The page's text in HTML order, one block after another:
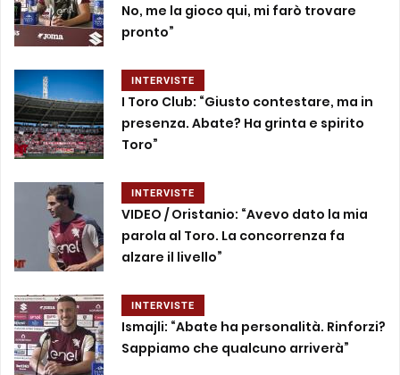
No, me la gioco qui, mi farò trovare
pronto”
INTERVISTE
I Toro Club: “Giusto contestare, ma in
presenza. Abate? Ha grinta e spirito
Toro”
INTERVISTE
VIDEO / Oristanio: “Avevo dato la mia
parola al Toro. La concorrenza fa
alzare il livello”
INTERVISTE
Ismajli: “Abate ha personalità. Rinforzi?
Sappiamo che qualcuno arriverà”